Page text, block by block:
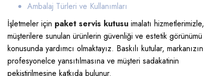
Ambalaj Türleri ve Kullanımları
İşletmeler için paket servis kutusu imalatı hizmetlerimizle,
müşterilere sunulan ürünlerin güvenliği ve estetik görünümü
konusunda yardımcı olmaktayız. Baskılı kutular, markanızın
profesyonelce yansıtılmasına ve müşteri sadakatinin
pekiştirilmesine katkıda bulunur.